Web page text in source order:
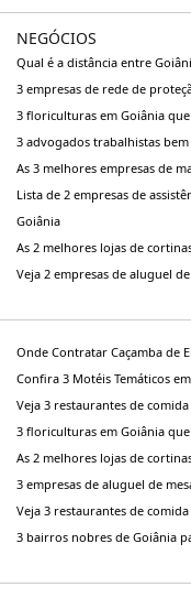
NEGÓCIOS
Qual é a distância entre
3 empresas de rede de
3 floriculturas em Goiânia
3 advogados trabalhistas
As 3 melhores empresas de
Lista de 2 empresas de
Goiânia
As 2 melhores lojas de
Veja 2 empresas de aluguel
Onde Contratar Caçamba de
Confira 3 Motéis Temáticos
Veja 3 restaurantes de
3 floriculturas em Goiânia
As 2 melhores lojas de
3 empresas de aluguel de
Veja 3 restaurantes de
3 bairros nobres de Goiânia